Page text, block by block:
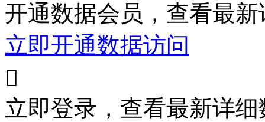
开通数据会员，查看最
立即开通数据访问

立即登录，查看最新详细